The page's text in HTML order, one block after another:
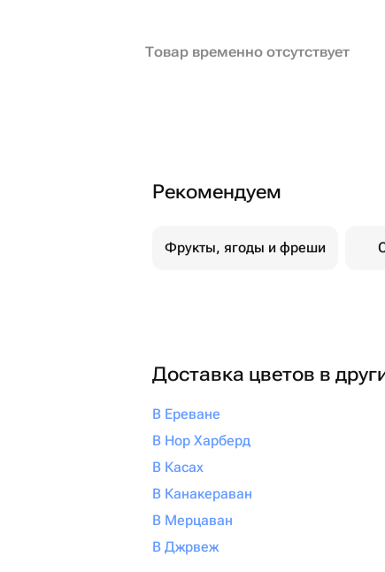
Товар временно отсутствует
Рекомендуем
Фрукты, ягоды и фреши
Доставка цветов в
В Ереване
В Нор Харберд
В Касах
В Канакераван
В Мерцаван
В Джрвеж